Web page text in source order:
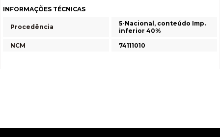
INFORMAÇÕES TÉCNICAS
Procedência
5-Nacional, conteúdo Imp.
inferior 40%
NCM
74111010